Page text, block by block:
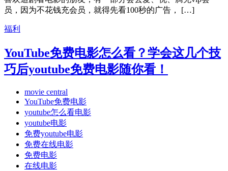
员，因为不花钱充会员，就得先看100秒的广告， […]
福利
YouTube免费电影怎么看？学会这几个技
巧后youtube免费电影随你看！
movie central
YouTube免费电影
youtube怎么看电影
youtube电影
免费youtube电影
免费在线电影
免费电影
在线电影